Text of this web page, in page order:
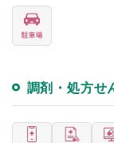
調剤・処方せ